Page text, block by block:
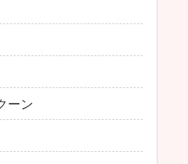
ーン